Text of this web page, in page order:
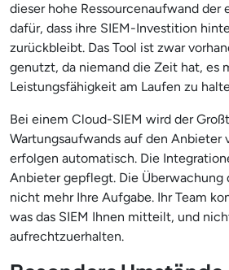
dieser hohe Ressourcenaufwand der
dafür, dass ihre SIEM-Investition
zurückbleibt. Das Tool ist zwar
genutzt, da niemand die Zeit hat, es
Leistungsfähigkeit am Laufen zu
Bei einem Cloud-SIEM wird der
Wartungsaufwands auf den Anbieter
erfolgen automatisch. Die
Anbieter gepflegt. Die Überwachung
nicht mehr Ihre Aufgabe. Ihr Team
was das SIEM Ihnen mitteilt, und
aufrechtzuerhalten.